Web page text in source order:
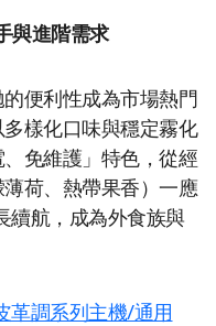
與進階需求
便利性成為市場熱門
樣化口味與穩定霧化
免維護」特色，從經
荷、熱帶果香）一應
續航，成為外食族與
革調系列主機/通用